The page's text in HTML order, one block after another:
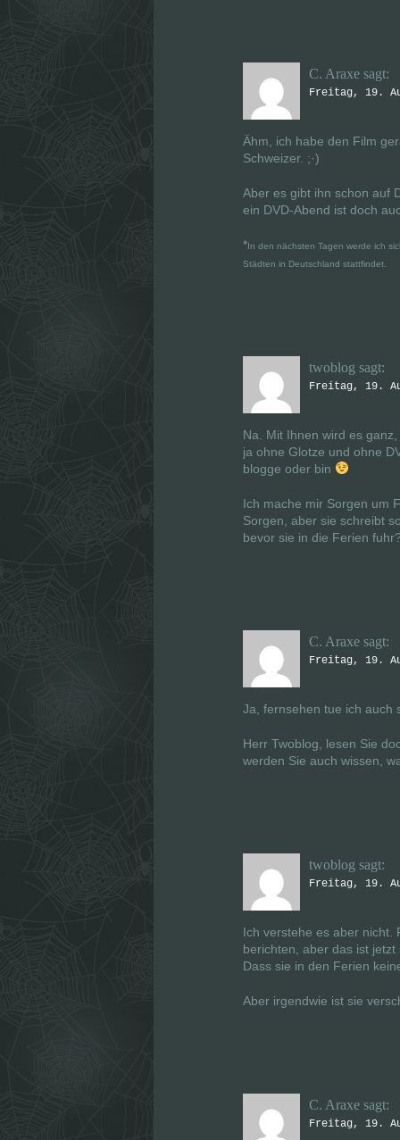
f
C. Araxe sagt:
Freitag, 19.
Ähm, ich habe den Film
Schweizer. ;·)
Aber es gibt ihn schon auf
ein DVD-Abend ist doch
*In den nächsten Tagen werde ich
Städten in Deutschland stattfindet.
twoblog sagt:
Freitag, 19.
Na. Mit Ihnen wird es
ja ohne Glotze und ohne
blogge oder bin
Ich mache mir Sorgen um
Sorgen, aber sie schreibt
bevor sie in die Ferien fuhr?
C. Araxe sagt:
Freitag, 19.
Ja, fernsehen tue ich auch
Herr Twoblog, lesen Sie
werden Sie auch wissen,
twoblog sagt:
Freitag, 19.
Ich verstehe es aber nicht.
berichten, aber das ist
Dass sie in den Ferien
Aber irgendwie ist sie
C. Araxe sagt:
Freitag, 19.